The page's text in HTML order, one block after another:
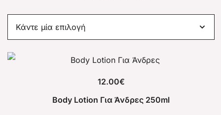
12.00€
Body Lotion Για Άνδρες 250ml